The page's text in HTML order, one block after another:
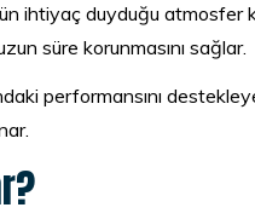
ihtiyaç duyduğu atmosfer
süre korunmasını sağlar.
performansını